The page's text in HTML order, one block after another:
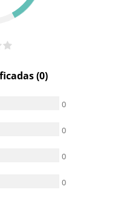
(0)
0
0
0
0